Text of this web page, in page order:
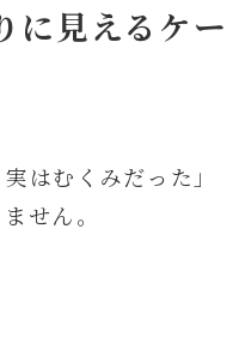
に見えるケー
はむくみだった」
せん。